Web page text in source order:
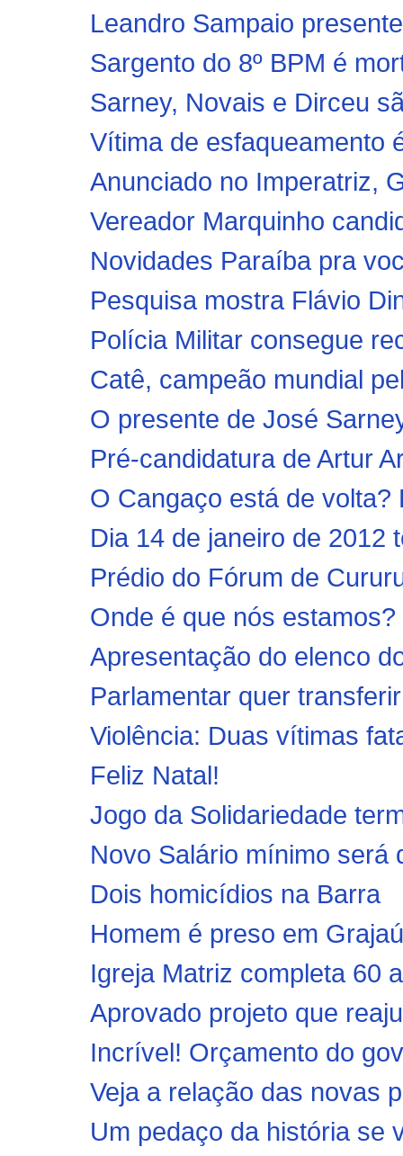
Leandro Sampaio
Sargento do 8º BPM é
Sarney, Novais e Dirceu
Vítima de esfaqueamento
Anunciado no Imperatriz,
Vereador Marquinho
Novidades Paraíba pra
Pesquisa mostra Flávio
Polícia Militar consegue
Catê, campeão mundial
O presente de José
Pré-candidatura de Artur
O Cangaço está de volta?
Dia 14 de janeiro de 2012
Prédio do Fórum de
Onde é que nós
Apresentação do elenco
Parlamentar quer
Violência: Duas vítimas
Feliz Natal!
Jogo da Solidariedade
Novo Salário mínimo será
Dois homicídios na Barra
Homem é preso em
Igreja Matriz completa 60
Aprovado projeto que
Incrível! Orçamento do
Veja a relação das novas
Um pedaço da história se